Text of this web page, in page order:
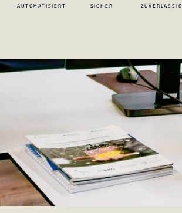
AUTOMATISIERT SICHER ZUVERLÄSSIG